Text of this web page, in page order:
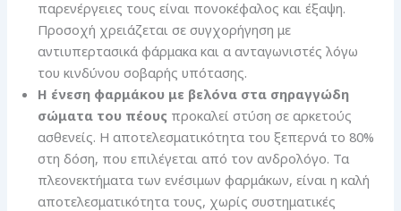
παρενέργειες τους είναι πονοκέφαλος και έξαψη.
Προσοχή χρειάζεται σε συγχορήγηση με
αντιυπερτασικά φάρμακα και α ανταγωνιστές λόγω
του κινδύνου σοβαρής υπότασης.
Η ένεση φαρμάκου με βελόνα στα σηραγγώδη
σώματα του πέους προκαλεί στύση σε αρκετούς
ασθενείς. Η αποτελεσματικότητα του ξεπερνά το 80%
στη δόση, που επιλέγεται από τον ανδρολόγο. Τα
πλεονεκτήματα των ενέσιμων φαρμάκων, είναι η καλή
αποτελεσματικότητα τους, χωρίς συστηματικές